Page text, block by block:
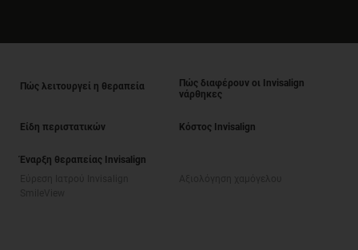
Πώς λειτουργεί η θεραπεία
Πώς διαφέρουν οι Invisalign
νάρθηκες
Είδη περιστατικών Κόστος Invisalign
Έναρξη θεραπείας Invisalign